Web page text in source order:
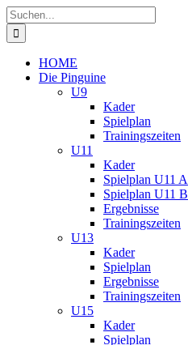
Zum
Inhalt
springen
Suche
nach:
HOME
Die Pinguine
U9
Kader
Spielplan
Trainingszeiten
U11
Kader
Spielplan U11 A
Spielplan U11 B
Ergebnisse
Trainingszeiten
U13
Kader
Spielplan
Ergebnisse
Trainingszeiten
U15
Kader
Spielplan